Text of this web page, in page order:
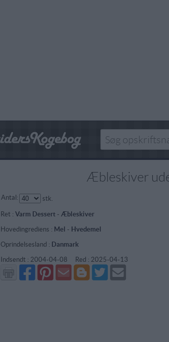
Æbleskiver
Antal: stk.
Ret : Varm Dessert- Æbleskiver
Hovedingrediens : Mel - Hvedemel
Oprindelsesland : Danmark
Indsendt : 2004-04-08 Red : 2025-04-13
Del
på
Facebook
Del
på
Pinterest
Send
via
GMail
Del
på
Blogger
Del
på
Twitter
Send
mail